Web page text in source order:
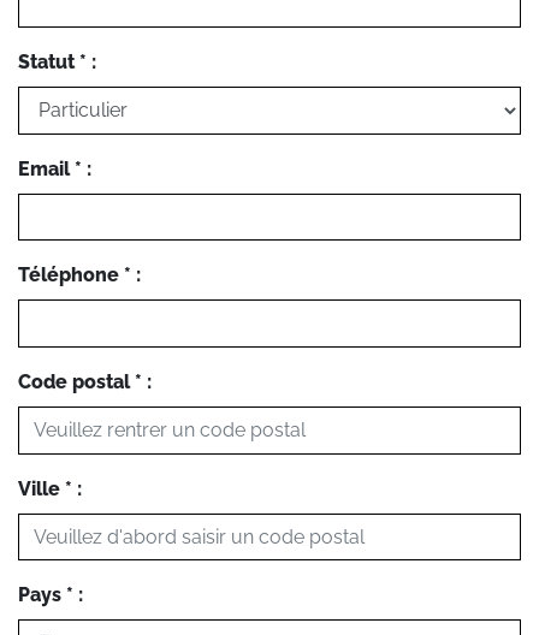
Statut * :
Email * :
Téléphone * :
Code postal * :
Ville * :
Pays * :